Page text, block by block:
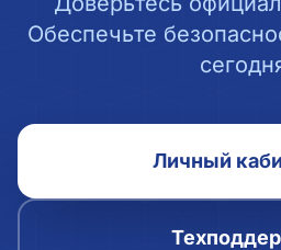
Обеспечьте
Личный